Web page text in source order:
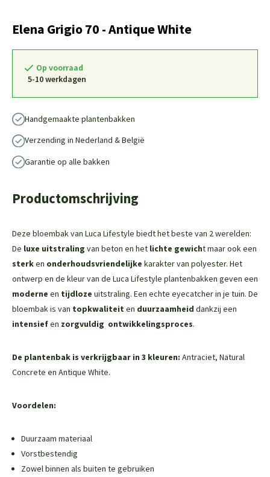
Elena Grigio 70 - Antique White
Op voorraad
5-10 werkdagen
Handgemaakte plantenbakken
Verzending in Nederland & België
Garantie op alle bakken
Productomschrijving
Deze bloembak van Luca Lifestyle biedt het beste van 2 werelden:
De luxe uitstraling van beton en het lichte gewicht maar ook een
sterken onderhoudsvriendelijke karakter van polyester. Het
ontwerp en de kleur van de Luca Lifestyle plantenbakken geven een
moderne en tijdloze uitstraling. Een echte eyecatcher in je tuin. De
bloembak is van topkwaliteit en duurzaamheid dankzij een
intensiefen zorgvuldig ontwikkelingsproces.
De plantenbak is verkrijgbaar in 3 kleuren: Antraciet, Natural
Concrete en Antique White.
Voordelen:
Duurzaam materiaal
Vorstbestendig
Zowel binnen als buiten te gebruiken